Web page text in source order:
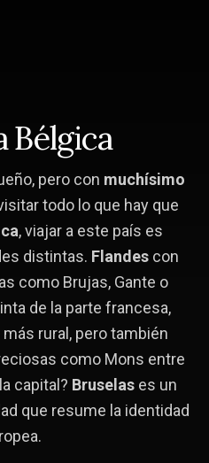
Bélgica
pero con muchísimo
todo lo que hay que
, viajar a este país es
distintas. Flandescon
como Brujas, Gante o
de la parte francesa,
más rural, pero también
como Mons entre
capital? Bruselas es un
que resume la identidad